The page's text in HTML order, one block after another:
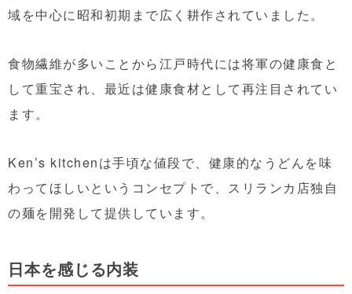
域を中心に昭和初期まで広く耕作されていました。
食物繊維が多いことから江戸時代には将軍の健康食と
して重宝され、最近は健康食材として再注目されてい
ます。
Ken’s kitchenは手頃な値段で、健康的なうどんを味
わってほしいというコンセプトで、スリランカ店独自
の麺を開発して提供しています。
日本を感じる内装